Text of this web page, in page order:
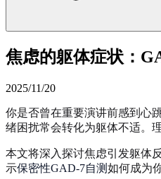
焦虑的躯体症状：
2025/11/20
你是否曾在重要演讲前感到心
绪困扰常会转化为躯体不适。
本文将深入探讨焦虑引发躯体
示保密性GAD-7自测如何成为